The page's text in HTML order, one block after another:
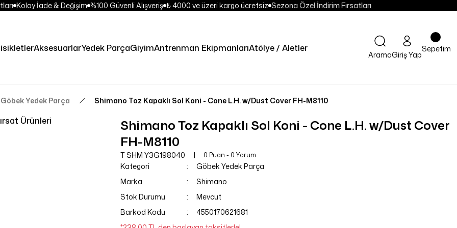
Kolay İade & Değişim %100 Güvenli Alışveriş ₺ 4000 ve üzeri kargo ücretsiz Sezona Özel İndirim Fırsatları
AksesuarlarYedek ParçaGiyimAntrenman EkipmanlarıAtölye / Aletler
Ürünleri
AramaGiriş Yap
Sepetim
Göbek Yedek Parça Shimano Toz Kapaklı Sol Koni - Cone L.H. w/Dust Cover FH-M8110
Shimano Toz Kapaklı Sol Koni - Cone L.H. w/Dust Cover
FH-M8110
T SHM Y3G198040 0 Puan - 0 Yorum
Kategori
Göbek Yedek Parça
Marka
Shimano
Stok Durumu
Mevcut
Barkod Kodu
4550170621681